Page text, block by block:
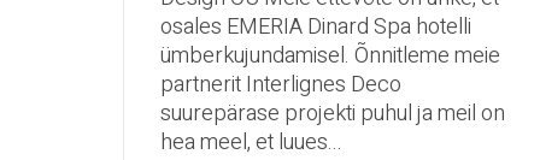
osales EMERIA Dinard Spa hotelli
ümberkujundamisel. Õnnitleme meie
partnerit Interlignes Deco
suurepärase projekti puhul ja meil on
hea meel, et luues...